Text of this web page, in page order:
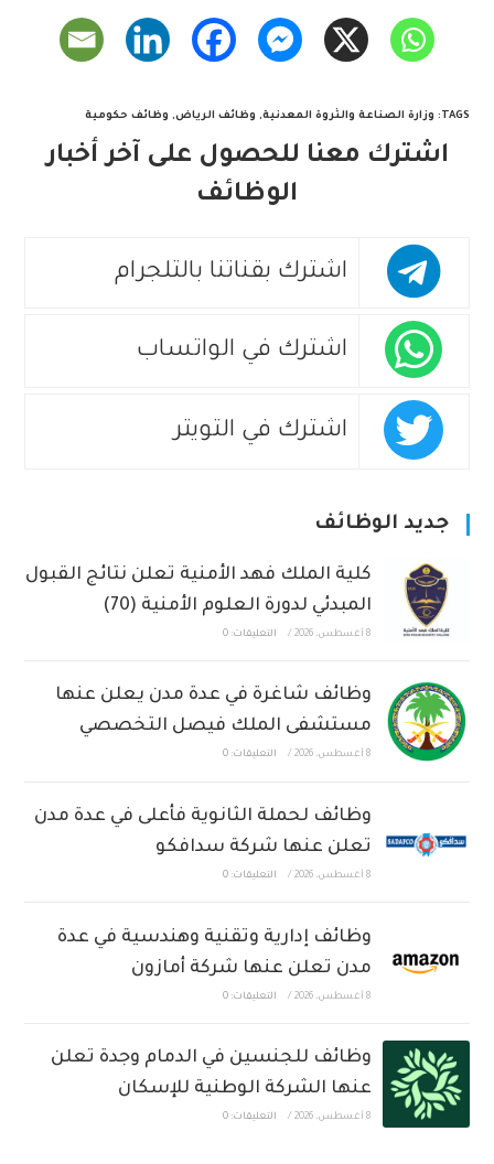
TAGS
: وزارة الصناعة والثروة المعدنية, وظائف الرياض, وظائف حكومية
اشترك معنا للحصول على آخر أخبار
الوظائف
اشترك بقناتنا بالتلجرام
اشترك في الواتساب
اشترك في التويتر
جديد الوظائف
كلية الملك فهد الأمنية تعلن نتائج القبول
المبدئي لدورة العلوم الأمنية (70)
8 أغسطس، 2026 / التعليقات: 0
وظائف شاغرة في عدة مدن يعلن عنها
مستشفى الملك فيصل التخصصي
8 أغسطس، 2026 / التعليقات: 0
وظائف لحملة الثانوية فأعلى في عدة مدن
تعلن عنها شركة سدافكو
8 أغسطس، 2026 / التعليقات: 0
وظائف إدارية وتقنية وهندسية في عدة
مدن تعلن عنها شركة أمازون
8 أغسطس، 2026 / التعليقات: 0
وظائف للجنسين في الدمام وجدة تعلن
عنها الشركة الوطنية للإسكان
8 أغسطس، 2026 / التعليقات: 0